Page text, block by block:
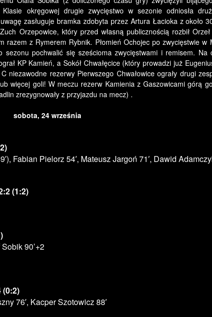
okręgowej drugie zwycięstwo w sezonie odniosła
zasługuje bramka zdobyta przez Artura Łacioka z około
Orzepowice, który przed własną publicznością rozbił
razem z Rymerem Rybnik. Płomień Ochojec po zwycięstwie w
pochwalić się sześcioma zwycięstwami i remisem. Na
KP Kamień, a Sokół Chwałęcice (który prowadzi już
rezerwy Pierwszego Chwałowice ograły drugi
więcej goli! W meczu rezerw Kamienia z Gaszowicami górą
zrezygnowały z przyjazdu na mecz) .
sobota, 24 września
Fabian Pielorz 54′, Mateusz Jargoń 71′, Dawid
(1:2)
90’+2
(0:2)
76′, Kacper Szotowicz 88′